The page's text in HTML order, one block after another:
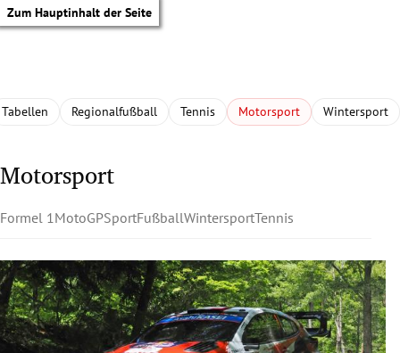
Zum Hauptinhalt der Seite
Tabellen Regionalfußball Tennis Motorsport Wintersport
Motorsport
Formel 1 MotoGPSportFußballWintersportTennis